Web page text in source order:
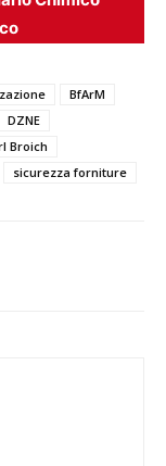
BfArM
DZNE
Broich
sicurezza forniture